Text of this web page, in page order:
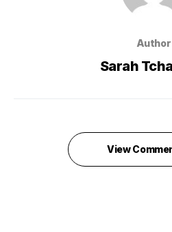
Author
Sarah
View